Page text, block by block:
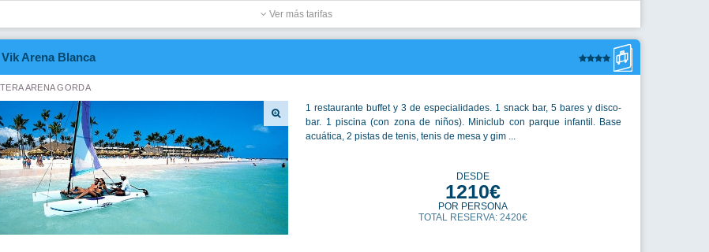
Ver más tarifas
Vik Arena Blanca
ARENA GORDA
1 restaurante buffet y 3 de especialidades. 1 snack bar, 5 bares y disco-
bar. 1 piscina (con zona de niños). Miniclub con parque infantil. Base
acuática, 2 pistas de tenis, tenis de mesa y gim ...
DESDE
1210€
POR PERSONA
TOTAL RESERVA: 2420€